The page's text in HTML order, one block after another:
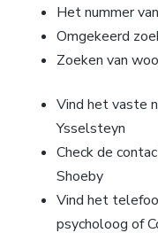
Het nummer
Omgekeerd
Zoeken van
Vind het vaste
Ysselsteyn
Check de
Shoeby
Vind het
psycholoog of